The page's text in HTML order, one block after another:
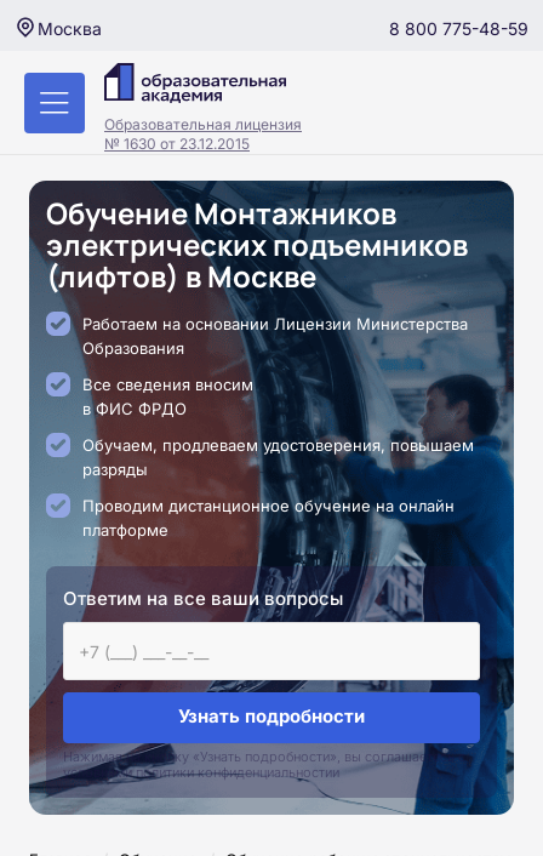
Москва 8 800 775-48-59
Образовательная лицензия
№ 1630 от 23.12.2015
Обучение Монтажников
электрических подъемников
(лифтов) в Москве
Работаем на основании Лицензии Министерства
Образования
Все сведения вносим
в ФИС ФРДО
Обучаем, продлеваем удостоверения, повышаем
разряды
Проводим дистанционное обучение на онлайн
платформе
Ответим на все ваши вопросы
Узнать подробности
Нажимая на кнопку «Узнать подробности», вы соглашаетесь с
условиями политики конфиденциальностии